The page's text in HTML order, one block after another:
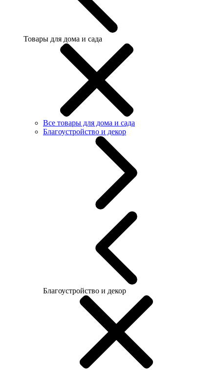
Товары для дома и сада
Все товары для дома и сада
Благоустройство и декор
Благоустройство и декор